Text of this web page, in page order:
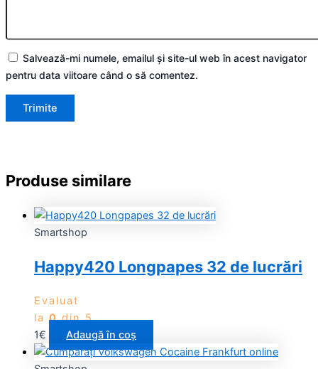
Salvează-mi numele, emailul și site-ul web în acest navigator
pentru data viitoare când o să comentez.
Produse similare
Smartshop
Happy420 Longpapes 32 de lucrări
Evaluat
la 0din 5
1€ Adaugă în coș